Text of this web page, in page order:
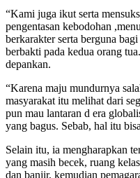
“Kami juga ikut serta
pengentasan kebodohan
berkarakter serta berguna
berbakti pada kedua orang
depankan.
“Karena maju mundurnya
masyarakat itu melihat dari
pun mau lantaran d era
yang bagus. Sebab, hal itu
Selain itu, ia mengharapkan
yang masih becek, ruang
dan banjir, kemudian